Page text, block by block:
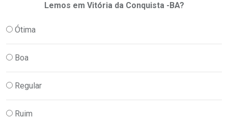
Lemos em Vitória da Conquista -BA?
Ótima
Boa
Regular
Ruim